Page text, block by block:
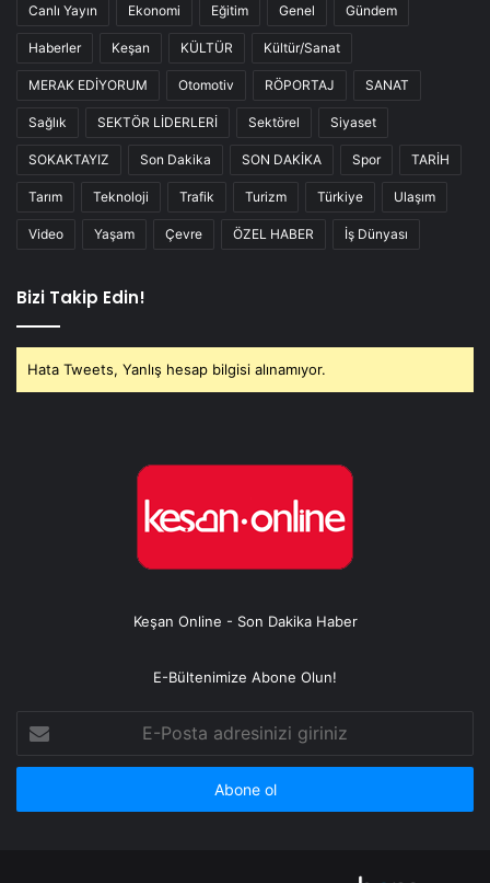
Canlı Yayın Ekonomi Eğitim Genel Gündem
Haberler Keşan KÜLTÜR Kültür/Sanat
MERAK EDİYORUM Otomotiv RÖPORTAJ SANAT
Sağlık SEKTÖR LİDERLERİ Sektörel Siyaset
SOKAKTAYIZ Son Dakika SON DAKİKA Spor TARİH
Tarım Teknoloji Trafik Turizm Türkiye Ulaşım
Video Yaşam Çevre ÖZEL HABER İş Dünyası
Bizi Takip Edin!
Hata Tweets, Yanlış hesap bilgisi alınamıyor.
Keşan Online - Son Dakika Haber
E-Bültenimize Abone Olun!
Posta
adresinizi